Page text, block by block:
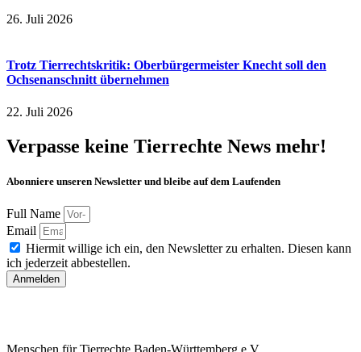
26. Juli 2026
Trotz Tierrechtskritik: Oberbürgermeister Knecht soll den
Ochsenanschnitt übernehmen
22. Juli 2026
Verpasse keine Tierrechte News mehr!
Abonniere unseren Newsletter und bleibe auf dem Laufenden
Full Name
Email
Hiermit willige ich ein, den Newsletter zu erhalten. Diesen kann
ich jederzeit abbestellen.
Anmelden
Menschen für Tierrechte Baden-Württemberg e.V.